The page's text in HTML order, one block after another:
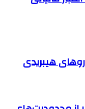
هیبریدی